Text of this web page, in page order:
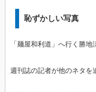
恥ずかしい写真
「麺屋和利道」へ行く勝地
週刊誌の記者が他のネタを